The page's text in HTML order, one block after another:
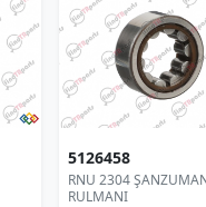
5126458
RNU 2304
RULMANI